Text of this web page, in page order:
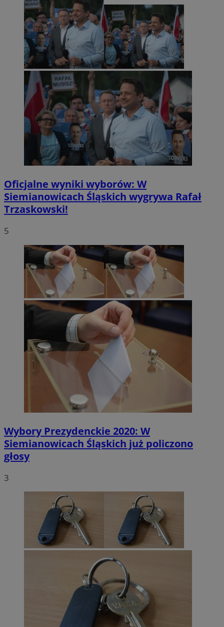
Oficjalne wyniki wyborów: W
Siemianowicach Śląskich wygrywa Rafał
Trzaskowski!
5
Wybory Prezydenckie 2020: W
Siemianowicach Śląskich już policzono
głosy
3